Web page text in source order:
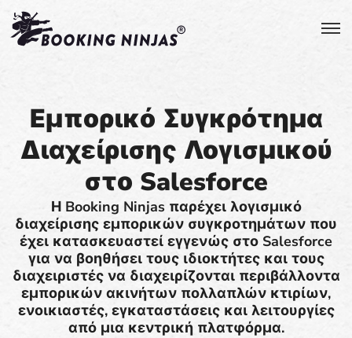
Εμπορικό Συγκρότημα
Διαχείρισης Λογισμικού
στο Salesforce
Η Booking Ninjas παρέχει λογισμικό
διαχείρισης εμπορικών συγκροτημάτων που
έχει κατασκευαστεί εγγενώς στο Salesforce
για να βοηθήσει τους ιδιοκτήτες και τους
διαχειριστές να διαχειρίζονται περιβάλλοντα
εμπορικών ακινήτων πολλαπλών κτιρίων,
ενοικιαστές, εγκαταστάσεις και λειτουργίες
από μια κεντρική πλατφόρμα.